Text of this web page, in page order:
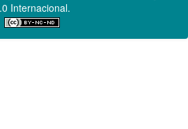
Internacional.